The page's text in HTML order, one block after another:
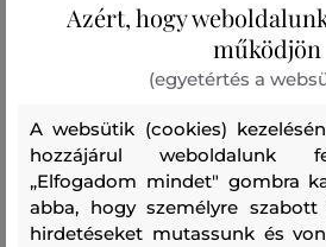
AKCIÓ -30% AKCIÓ
Azért, hogy
működjön
(egyetértés a
A websütik (cookies)
hozzájárul weboldalunk
„Elfogadom mindet" gombra
abba, hogy személyre szabott
hirdetéseket mutassunk és